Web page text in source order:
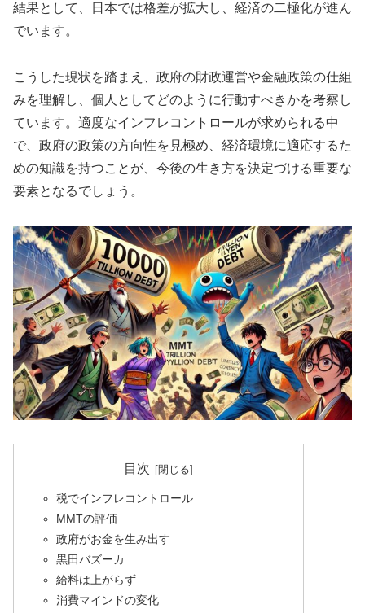
結果として、日本では格差が拡大し、経済の二極化が進ん
でいます。
こうした現状を踏まえ、政府の財政運営や金融政策の仕組
みを理解し、個人としてどのように行動すべきかを考察し
ています。適度なインフレコントロールが求められる中
で、政府の政策の方向性を見極め、経済環境に適応するた
めの知識を持つことが、今後の生き方を決定づける重要な
要素となるでしょう。
目次
税でインフレコントロール
MMTの評価
政府がお金を生み出す
黒田バズーカ
給料は上がらず
消費マインドの変化